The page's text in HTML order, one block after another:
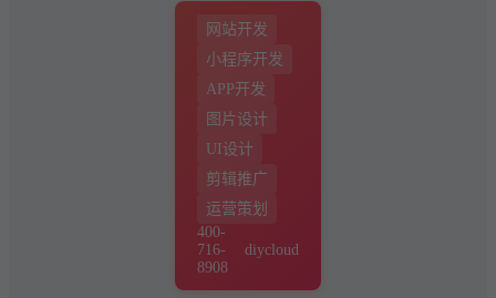
网站开发
小程序开发
APP开发
图片设计
UI设计
剪辑推广
运营策划
400-
716-
8908
diycloud